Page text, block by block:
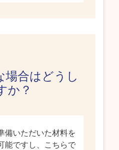
場合はどうし
か？
備いただいた材料を
能ですし、こちらで